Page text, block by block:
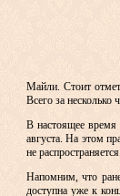
Майли. Стоит
Всего за несколько
В настоящее время
августа. На этом
не
Напомним, что
доступна уже к